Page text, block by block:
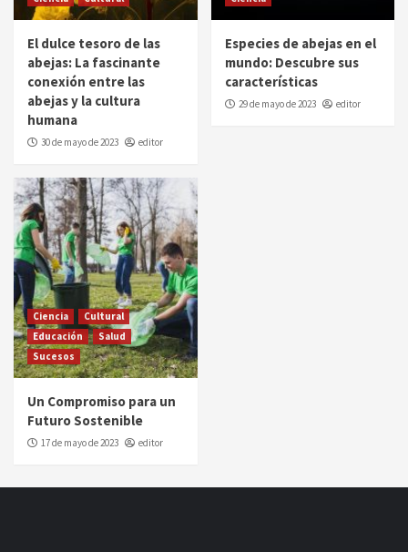
El dulce tesoro de las
abejas: La fascinante
conexión entre las
abejas y la cultura
humana
30 de mayo de 2023 editor
Especies de abejas en el
mundo: Descubre sus
características
29 de mayo de 2023 editor
Ciencia
Cultural
Educación
Salud
Sucesos
Un Compromiso para un
Futuro Sostenible
17 de mayo de 2023 editor